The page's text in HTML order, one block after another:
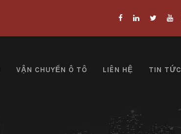
VẬN CHUYỂN Ô TÔ LIÊN HỆ TIN TỨC